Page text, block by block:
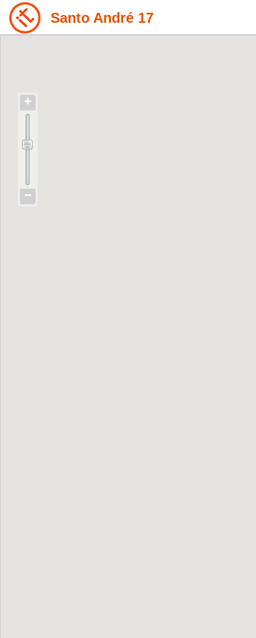
Santo André 17
+
−